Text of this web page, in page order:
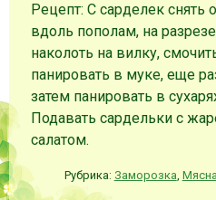
Рецепт: С сарделек снять
вдоль пополам, на
наколоть на вилку,
панировать в муке, еще
затем панировать в
Подавать сардельки с
салатом.
Рубрика: Заморозка